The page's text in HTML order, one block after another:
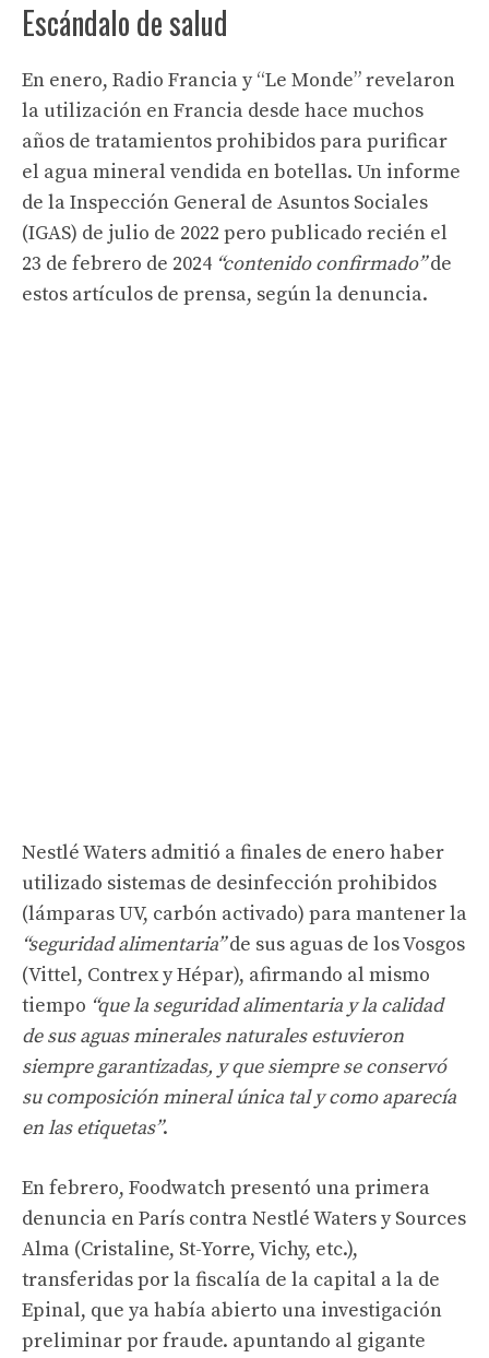
Escándalo de salud
En enero, Radio Francia y “Le Monde” revelaron
la utilización en Francia desde hace muchos
años de tratamientos prohibidos para purificar
el agua mineral vendida en botellas. Un informe
de la Inspección General de Asuntos Sociales
(IGAS) de julio de 2022 pero publicado recién el
23 de febrero de 2024 “contenido confirmado”de
estos artículos de prensa, según la denuncia.
Nestlé Waters admitió a finales de enero haber
utilizado sistemas de desinfección prohibidos
(lámparas UV, carbón activado) para mantener la
“seguridad alimentaria”de sus aguas de los Vosgos
(Vittel, Contrex y Hépar), afirmando al mismo
tiempo “que la seguridad alimentaria y la calidad
de sus aguas minerales naturales estuvieron
siempre garantizadas, y que siempre se conservó
su composición mineral única tal y como aparecía
en las etiquetas”.
En febrero, Foodwatch presentó una primera
denuncia en París contra Nestlé Waters y Sources
Alma (Cristaline, St-Yorre, Vichy, etc.),
transferidas por la fiscalía de la capital a la de
Epinal, que ya había abierto una investigación
preliminar por fraude. apuntando al gigante